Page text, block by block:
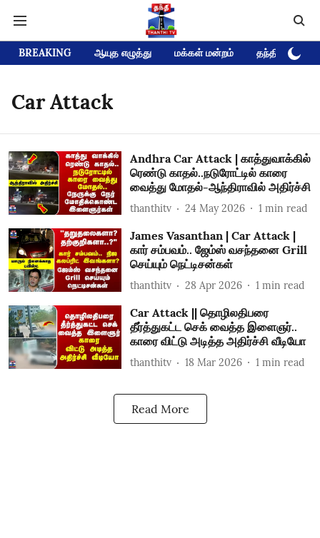
BREAKING ஆயுத எழுத்து மக்கள் மன்றம் தந்தி டிவி
Car Attack
Andhra Car Attack | காத்துவாக்கில்
ரெண்டு காதல்..நடுரோட்டில் காரை
வைத்து மோதல்-ஆந்திராவில் அதிர்ச்சி
thanthitv 24 May 2026 1 min read
James Vasanthan | Car Attack |
கார் சம்பவம்.. ஜேம்ஸ் வசந்தனை Grill
செய்யும் நெட்டிசன்கள்
thanthitv 28 Apr 2026 1 min read
Car Attack || தொழிலதிபரை
தீர்த்துகட்ட செக் வைத்த இளைஞர்..
காரை விட்டு அடித்த அதிர்ச்சி வீடியோ
thanthitv 18 Mar 2026 1 min read
Read More